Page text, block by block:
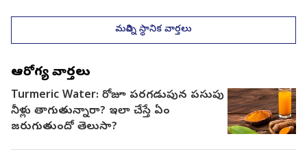
మరిన్ని స్థానిక వార్తలు
ఆరోగ్య వార్తలు
Turmeric Water: రోజూ పరగడుపున పసుపు
నీళ్లు తాగుతున్నారా? ఇలా చేస్తే ఏం
జరుగుతుందో తెలుసా?